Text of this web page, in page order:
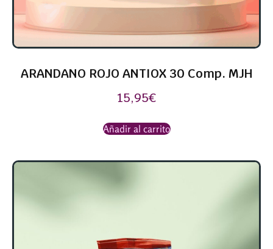
ARANDANO ROJO ANTIOX 30 Comp. MJH
15,95€
Añadir al carrito